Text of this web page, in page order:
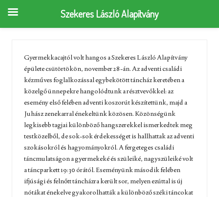
Gyermekkacajtól volt hangos a Szekeres László Alapítvány
épülete csütörtökön, november 28-án. Az adventi családi
kézműves foglalkozással egybekötött táncház keretében a
közelgő ünnepekre hangolódtunk a résztvevőkkel: az
esemény első felében adventi koszorút készítettünk, majd a
Juhász zenekarral énekeltünk közösen. Közönségünk
legkisebb tagjai különböző hangszerekkel ismerkedtek meg
testközelből, de sok-sok érdekességet is hallhattak az adventi
szokásokról és hagyományokról. A fergeteges családi
táncmulatságon a gyermekeké és szüleiké, nagyszüleiké volt
a táncparkett 19:30 órától. Eseményünk második felében
ifjúsági és felnőtt táncházra került sor, melyen ezúttal is új
nótákat énekelve gyakorolhatták a különböző széki táncokat
Szekeres László Alapítvány